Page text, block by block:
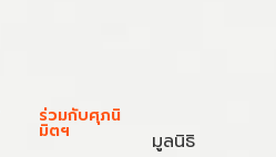
ร่วมกับศุภนิ
มิตฯ
มูลนิธิ